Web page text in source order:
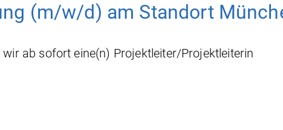
(m/w/d) am Standort
ab sofort eine(n) Projektleiter/Projektleiterin